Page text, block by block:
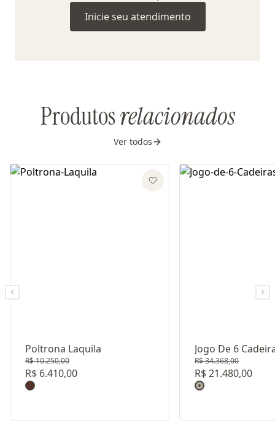
Inicie seu atendimento
Produtosrelacionados
Ver todos
Poltrona Laquila
R$ 10.250,00
R$ 6.410,00
Revestimento: TECIDO 3
Jogo De 6
R$ 34.368,00
R$ 21.480,00
Revestimento: